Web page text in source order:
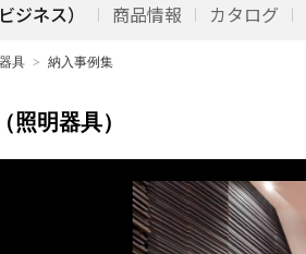
ジネス） 商品情報 カタログ
具 納入事例集
（照明器具）